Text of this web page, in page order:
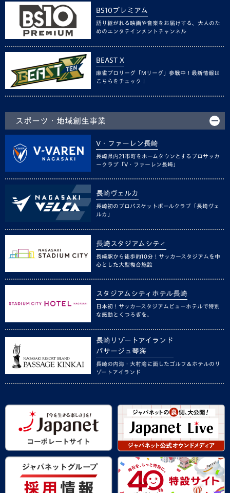
BS10プレミアム
語り継がれる映画や音楽をお届けする、大人のた
めのエンタテインメントチャンネル
BEAST X
麻雀プロリーグ「Mリーグ」参戦中！最新情報は
こちらをチェック！
スポーツ・地域創生事業
V・ファーレン長崎
長崎県内21市町をホームタウンとするプロサッカ
ークラブ「V・ファーレン長崎」
長崎ヴェルカ
長崎初のプロバスケットボールクラブ「長崎ヴェ
ルカ」
長崎スタジアムシティ
長崎駅から徒歩約10分！サッカースタジアムを中
心とした大型複合施設
スタジアムシティホテル長崎
日本初！サッカースタジアムビューホテルで特別
な感動とくつろぎを。
長崎リゾートアイランド
パサージュ琴海
長崎の内海・大村湾に面したゴルフ＆ホテルのリ
ゾートアイランド